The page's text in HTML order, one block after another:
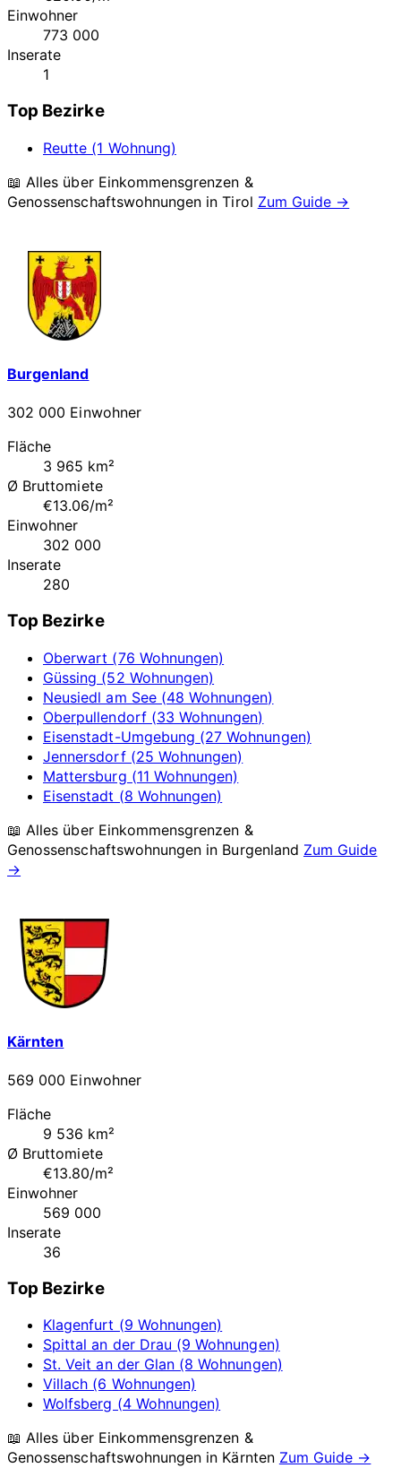
Einwohner
773 000
Inserate
1
Top Bezirke
Reutte (1 Wohnung)
📖 Alles über Einkommensgrenzen &
Genossenschaftswohnungen inTirol Zum Guide →
Burgenland
302 000 Einwohner
Fläche
3 965 km²
Ø Bruttomiete
€13.06/m²
Einwohner
302 000
Inserate
280
Top Bezirke
Oberwart (76 Wohnungen)
Güssing (52 Wohnungen)
Neusiedl am See (48 Wohnungen)
Oberpullendorf (33 Wohnungen)
Eisenstadt-Umgebung (27 Wohnungen)
Jennersdorf (25 Wohnungen)
Mattersburg (11 Wohnungen)
Eisenstadt (8 Wohnungen)
📖 Alles über Einkommensgrenzen &
Genossenschaftswohnungen in Burgenland Zum Guide
→
Kärnten
569 000 Einwohner
Fläche
9 536 km²
Ø Bruttomiete
€13.80/m²
Einwohner
569 000
Inserate
36
Top Bezirke
Klagenfurt (9 Wohnungen)
Spittal an der Drau (9 Wohnungen)
St. Veit an der Glan (8 Wohnungen)
Villach (6 Wohnungen)
Wolfsberg (4 Wohnungen)
📖 Alles über Einkommensgrenzen &
Genossenschaftswohnungen in Kärnten Zum Guide →